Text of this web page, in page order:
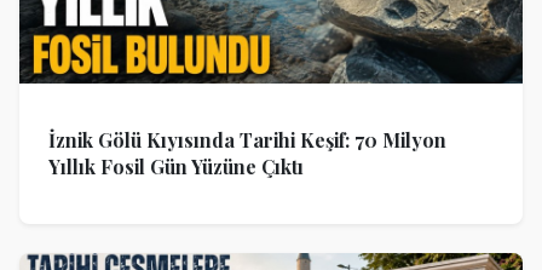
İznik Gölü Kıyısında Tarihi Keşif: 70 Milyon
Yıllık Fosil Gün Yüzüne Çıktı